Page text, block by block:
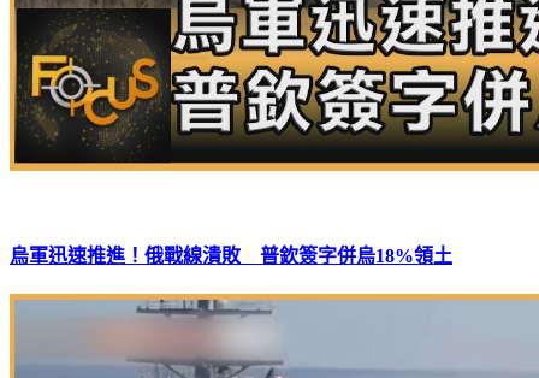
烏軍迅速推進！俄戰線潰敗 普欽簽字併烏18%領土